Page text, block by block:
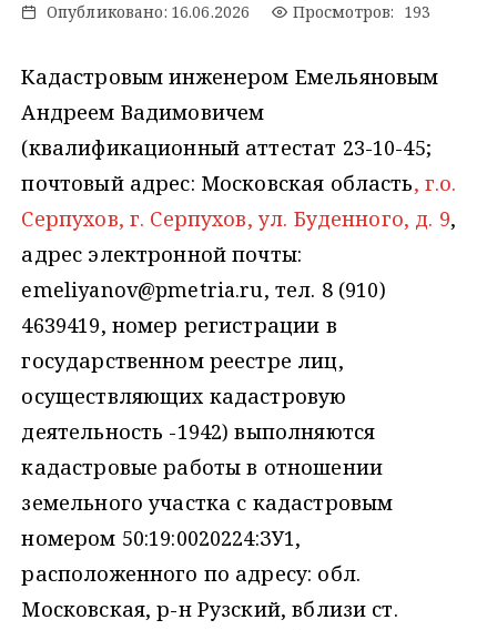
Опубликовано: 16.06.2026 Просмотров: 193
Кадастровым инженером Емельяновым
Андреем Вадимовичем
(квалификационный аттестат 23-10-45;
почтовый адрес: Московская область, г.о.
Серпухов, г. Серпухов, ул. Буденного, д. 9,
адрес электронной почты:
emeliyanov@pmetria.ru, тел. 8 (910)
4639419, номер регистрации в
государственном реестре лиц,
осуществляющих кадастровую
деятельность -1942) выполняются
кадастровые работы в отношении
земельного участка с кадастровым
номером 50:19:0020224:ЗУ1,
расположенного по адресу: обл.
Московская, р-н Рузский, вблизи ст.